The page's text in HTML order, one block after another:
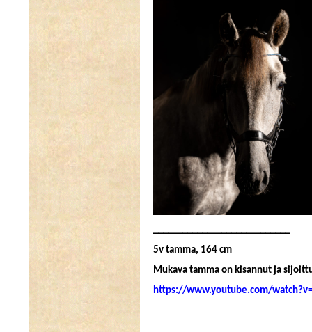
5v tamma, 164 cm
Mukava tamma on kisannut ja
https://www.youtube.com/